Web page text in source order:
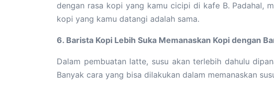
dengan rasa kopi yang kamu cicipi di kafe B. Padahal,
kopi yang kamu datangi adalah sama.
6. Barista Kopi Lebih Suka Memanaskan Kopi dengan
Dalam pembuatan latte, susu akan terlebih dahulu
Banyak cara yang bisa dilakukan dalam memanaskan